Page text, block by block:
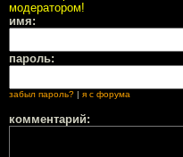
модератором!
имя:
пароль:
забыл пароль? | я с форума
комментарий: